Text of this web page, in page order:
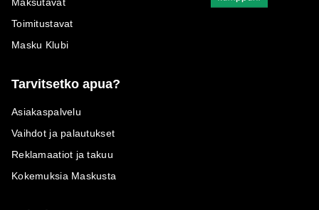
kuluttajansuojasääntelystä
sekä Maskun avoimesta
Toimitustavat
Masku Klubi
Tarvitsetko apua?
Asiakaspalvelu
Vaihdot ja palautukset
Reklamaatiot ja takuu
Kokemuksia Maskusta